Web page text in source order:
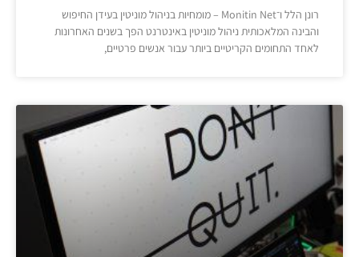
רונן הלל ו־Monitin Net – מומחיות בניהול מוניטין בעידן החיפוש
והבינה המלאכותית ניהול מוניטין באינטרנט הפך בשנים האחרונות
לאחד התחומים הקריטיים ביותר עבור אנשים פרטיים,